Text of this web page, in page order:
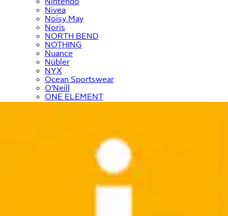
Nivea
Noisy May
Noris
NORTH BEND
NOTHING
Nuance
Nübler
NYX
Ocean Sportswear
O'Neill
ONE ELEMENT
OTTO products